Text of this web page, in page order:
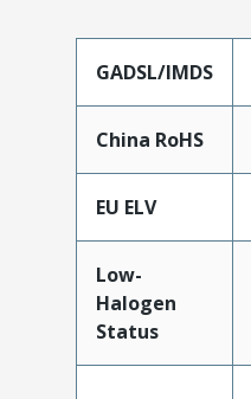
GADSL/IMDS
China RoHS
EU ELV
Low-
Halogen
Status